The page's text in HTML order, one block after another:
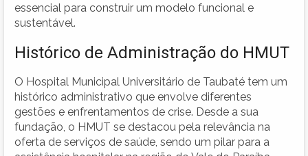
essencial para construir um modelo funcional e
sustentável.
Histórico de Administração do HMUT
O Hospital Municipal Universitário de Taubaté tem um
histórico administrativo que envolve diferentes
gestões e enfrentamentos de crise. Desde a sua
fundação, o HMUT se destacou pela relevância na
oferta de serviços de saúde, sendo um pilar para a